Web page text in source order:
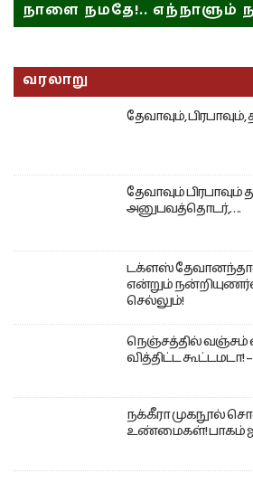
நாளை நமதே!.. எந்நாளும்
வரலாறு
தேவாவும், பிரபாவும்,
தேவாவும் பிரபாவும்
அனுபவத்தொடர்,….
டக்ளஸ்
என்றும்
செல்லும்!
நெஞ்சத்தில் வஞ்சம்
வித்திட்ட கூட்டமடா!
நக்கீரா முகநூல்
உண்மைகள்! பாகம்